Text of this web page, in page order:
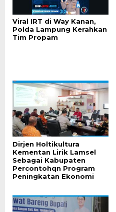
Viral IRT di Way Kanan,
Polda Lampung Kerahkan
Tim Propam
Dirjen Holtikultura
Kementan Lirik Lamsel
Sebagai Kabupaten
Percontohqn Program
Peningkatan Ekonomi